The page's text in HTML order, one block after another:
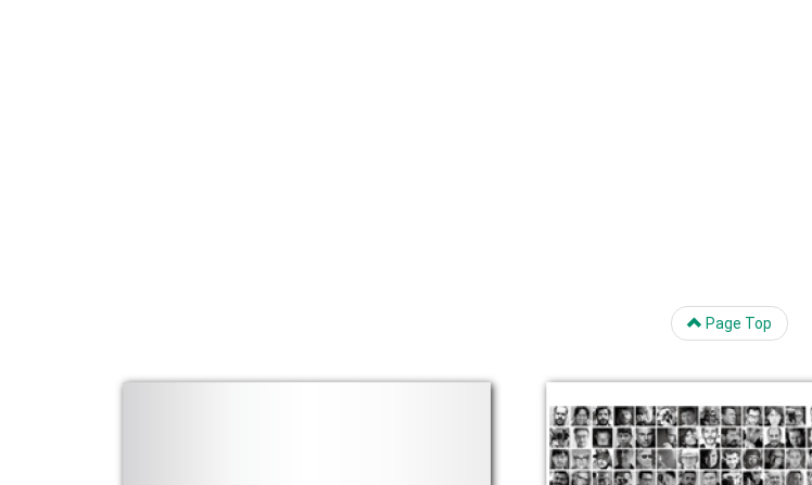
Page Top